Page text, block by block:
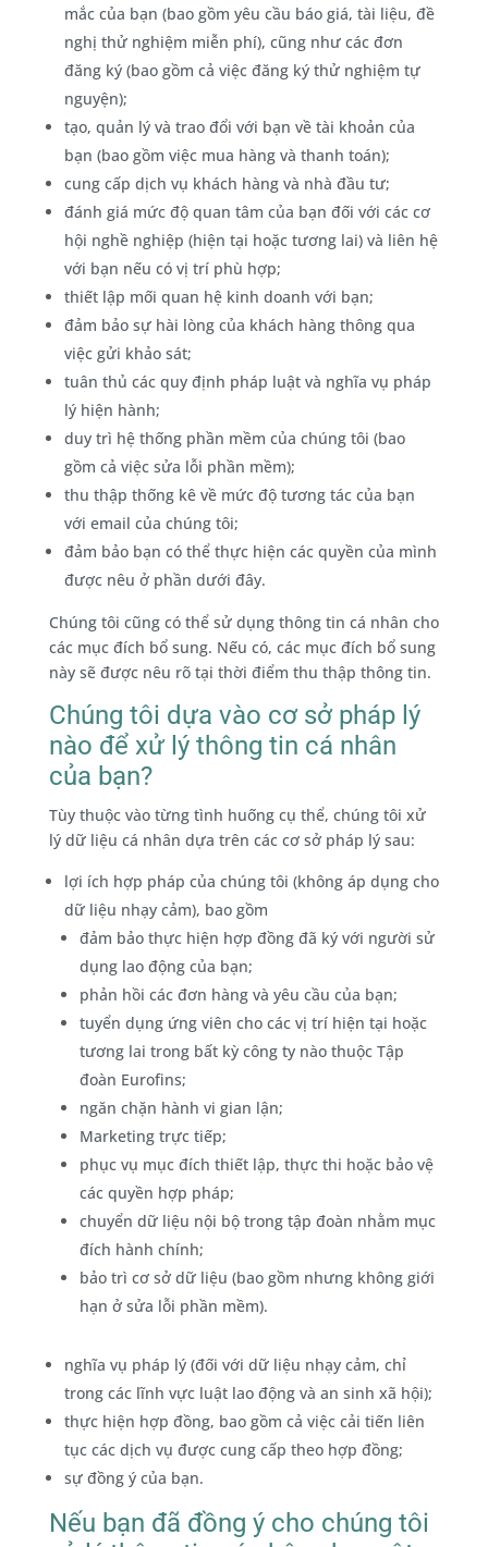
mắc của bạn (bao gồm yêu cầu báo giá, tài liệu, đề
nghị thử nghiệm miễn phí), cũng như các đơn
đăng ký (bao gồm cả việc đăng ký thử nghiệm tự
nguyện);
tạo, quản lý và trao đổi với bạn về tài khoản của
bạn (bao gồm việc mua hàng và thanh toán);
cung cấp dịch vụ khách hàng và nhà đầu tư;
đánh giá mức độ quan tâm của bạn đối với các cơ
hội nghề nghiệp (hiện tại hoặc tương lai) và liên hệ
với bạn nếu có vị trí phù hợp;
thiết lập mối quan hệ kinh doanh với bạn;
đảm bảo sự hài lòng của khách hàng thông qua
việc gửi khảo sát;
tuân thủ các quy định pháp luật và nghĩa vụ pháp
lý hiện hành;
duy trì hệ thống phần mềm của chúng tôi (bao
gồm cả việc sửa lỗi phần mềm);
thu thập thống kê về mức độ tương tác của bạn
với email của chúng tôi;
đảm bảo bạn có thể thực hiện các quyền của mình
được nêu ở phần dưới đây.
Chúng tôi cũng có thể sử dụng thông tin cá nhân cho
các mục đích bổ sung. Nếu có, các mục đích bổ sung
này sẽ được nêu rõ tại thời điểm thu thập thông tin.
Chúng tôi dựa vào cơ sở pháp lý
nào để xử lý thông tin cá nhân
của bạn?
Tùy thuộc vào từng tình huống cụ thể, chúng tôi xử
lý dữ liệu cá nhân dựa trên các cơ sở pháp lý sau:
lợi ích hợp pháp của chúng tôi (không áp dụng cho
dữ liệu nhạy cảm), bao gồm
đảm bảo thực hiện hợp đồng đã ký với người sử
dụng lao động của bạn;
phản hồi các đơn hàng và yêu cầu của bạn;
tuyển dụng ứng viên cho các vị trí hiện tại hoặc
tương lai trong bất kỳ công ty nào thuộc Tập
đoàn Eurofins;
ngăn chặn hành vi gian lận;
Marketing trực tiếp;
phục vụ mục đích thiết lập, thực thi hoặc bảo vệ
các quyền hợp pháp;
chuyển dữ liệu nội bộ trong tập đoàn nhằm mục
đích hành chính;
bảo trì cơ sở dữ liệu (bao gồm nhưng không giới
hạn ở sửa lỗi phần mềm).
nghĩa vụ pháp lý (đối với dữ liệu nhạy cảm, chỉ
trong các lĩnh vực luật lao động và an sinh xã hội);
thực hiện hợp đồng, bao gồm cả việc cải tiến liên
tục các dịch vụ được cung cấp theo hợp đồng;
sự đồng ý của bạn.
Nếu bạn đã đồng ý cho chúng tôi